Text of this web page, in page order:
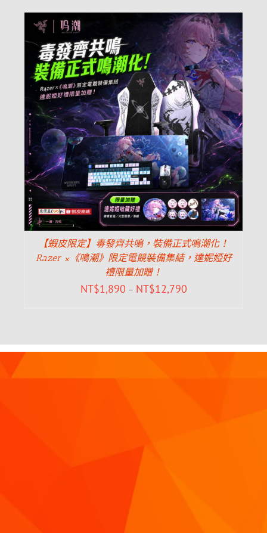
【蝦皮限定】毒發齊共鳴，裝備正式鳴潮化！
Razer ×《鳴潮》限定電競裝備集結，達妮婭好
禮限量加贈！
NT$1,890 – NT$12,790